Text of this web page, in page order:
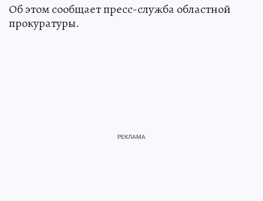
Об этом сообщает пресс-служба областной
прокуратуры.